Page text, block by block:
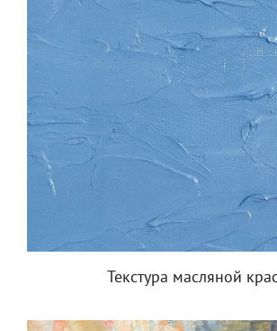
Текстура масляной